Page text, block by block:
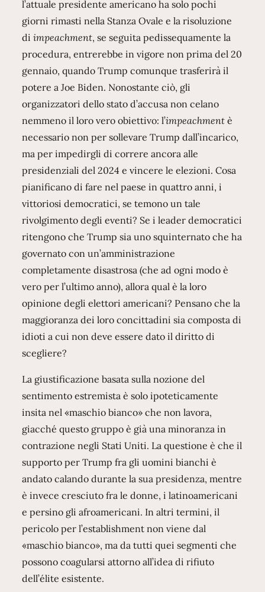
l’attuale presidente americano ha solo pochi
giorni rimasti nella Stanza Ovale e la risoluzione
diimpeachment, se seguita pedissequamente la
procedura, entrerebbe in vigore non prima del 20
gennaio, quando Trump comunque trasferirà il
potere a Joe Biden. Nonostante ciò, gli
organizzatori dello stato d’accusa non celano
nemmeno il loro vero obiettivo: l’impeachment è
necessario non per sollevare Trump dall’incarico,
ma per impedirgli di correre ancora alle
presidenziali del 2024 e vincere le elezioni. Cosa
pianificano di fare nel paese in quattro anni, i
vittoriosi democratici, se temono un tale
rivolgimento degli eventi? Se i leader democratici
ritengono che Trump sia uno squinternato che ha
governato con un’amministrazione
completamente disastrosa (che ad ogni modo è
vero per l’ultimo anno), allora qual è la loro
opinione degli elettori americani? Pensano che la
maggioranza dei loro concittadini sia composta di
idioti a cui non deve essere dato il diritto di
scegliere?
La giustificazione basata sulla nozione del
sentimento estremista è solo ipoteticamente
insita nel «maschio bianco» che non lavora,
giacché questo gruppo è già una minoranza in
contrazione negli Stati Uniti. La questione è che il
supporto per Trump fra gli uomini bianchi è
andato calando durante la sua presidenza, mentre
è invece cresciuto fra le donne, i latinoamericani
e persino gli afroamericani. In altri termini, il
pericolo per l’establishment non viene dal
«maschio bianco», ma da tutti quei segmenti che
possono coagularsi attorno all’idea di rifiuto
dell’élite esistente.